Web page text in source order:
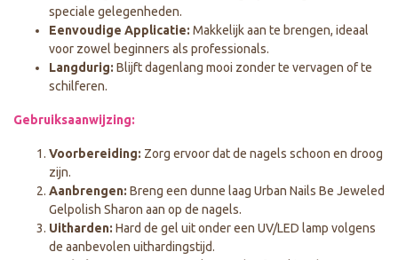
speciale gelegenheden.
Eenvoudige Applicatie: Makkelijk aan te brengen, ideaal
voor zowel beginners als professionals.
Langdurig: Blijft dagenlang mooi zonder te vervagen of te
schilferen.
Gebruiksaanwijzing:
Voorbereiding: Zorg ervoor dat de nagels schoon en droog
zijn.
Aanbrengen: Breng een dunne laag Urban Nails Be Jeweled
Gelpolish Sharon aan op de nagels.
Uitharden: Hard de gel uit onder een UV/LED lamp volgens
de aanbevolen uithardingstijd.